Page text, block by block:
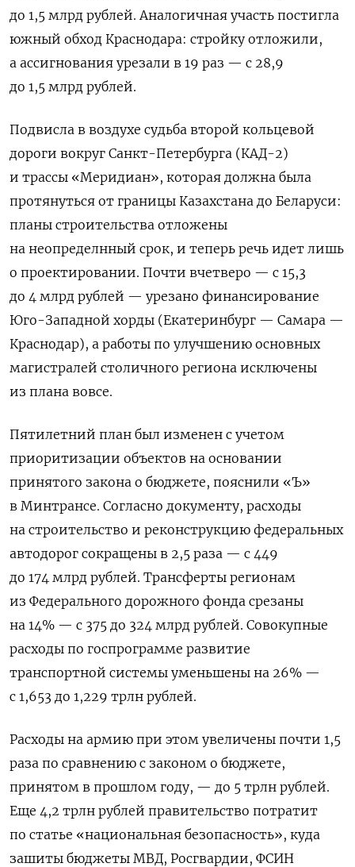
до 1,5 млрд рублей. Аналогичная участь постигла
южный обход Краснодара: стройку отложили,
а ассигнования урезали в 19 раз — с 28,9
до 1,5 млрд рублей.
Подвисла в воздухе судьба второй кольцевой
дороги вокруг Санкт-Петербурга (КАД-2)
и трассы «Меридиан», которая должна была
протянуться от границы Казахстана до Беларуси:
планы строительства отложены
на неопределнный срок, и теперь речь идет лишь
о проектировании. Почти вчетверо — с 15,3
до 4 млрд рублей — урезано финансирование
Юго-Западной хорды (Екатеринбург — Самара —
Краснодар), а работы по улучшению основных
магистралей столичного региона исключены
из плана вовсе.
Пятилетний план был изменен с учетом
приоритизации объектов на основании
принятого закона о бюджете, пояснили «Ъ»
в Минтрансе. Согласно документу, расходы
на строительство и реконструкцию федеральных
автодорог сокращены в 2,5 раза — с 449
до 174 млрд рублей. Трансферты регионам
из Федерального дорожного фонда срезаны
на 14% — с 375 до 324 млрд рублей. Совокупные
расходы по госпрограмме развитие
транспортной системы уменьшены на 26% —
с 1,653 до 1,229 трлн рублей.
Расходы на армию при этом увеличены почти 1,5
раза по сравнению с законом о бюджете,
принятом в прошлом году, — до 5 трлн рублей.
Еще 4,2 трлн рублей правительство потратит
по статье «национальная безопасность», куда
зашиты бюджеты МВД, Росгвардии, ФСИН